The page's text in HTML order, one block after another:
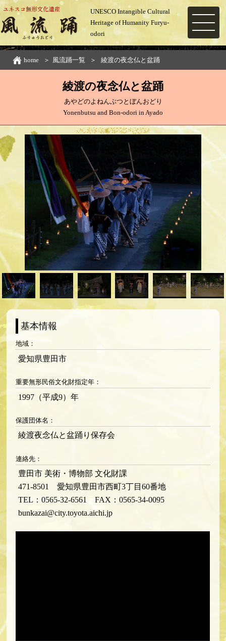
UNESCO Intangible Cultural
Heritage of Humanity Furyu-
odori
home 風流踊一覧 綾渡の夜念仏と盆踊
綾渡の夜念仏と盆踊
あやどのよねんぶつとぼんおどり
Yonenbutsu and Bon-odori in Ayado
地域：
愛知県豊田市
重要無形民俗文化財指定年：
1997（平成9）年
保護団体名：
綾渡夜念仏と盆踊り保存会
連絡先：
豊田市 美術・博物部 文化財課
471-8501 愛知県豊田市西町3丁目60番地
TEL：0565-32-6561 FAX：0565-34-0095
bunkazai@city.toyota.aichi.jp